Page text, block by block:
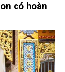
có hoàn